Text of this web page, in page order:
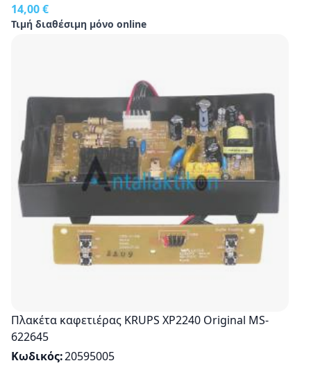
14,00 €
Τιμή διαθέσιμη μόνο online
Πλακέτα καφετιέρας KRUPS XP2240 Original MS-
622645
Κωδικός 20595005